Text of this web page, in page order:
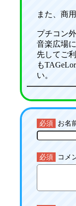
また、商
プチコン
音楽広場
先してご
も
い。
必須 お名
必須 コメ